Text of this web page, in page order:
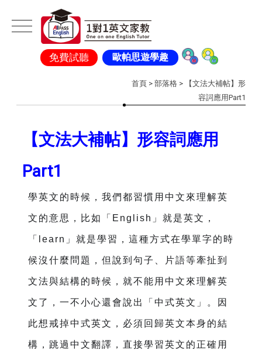
免費試聽 歐帕思遊學趣
首頁> 部落格> 【文法大補帖】形
容詞應用Part1
【文法大補帖】形容詞應用
Part1
學英文的時候，我們都習慣用中文來理解英
文的意思，比如「English」就是英文，
「learn」就是學習，這種方式在學單字的時
候沒什麼問題，但說到句子、片語等牽扯到
文法與結構的時候，就不能用中文來理解英
文了，一不小心還會說出「中式英文」。因
此想戒掉中式英文，必須回歸英文本身的結
構，跳過中文翻譯，直接學習英文的正確用